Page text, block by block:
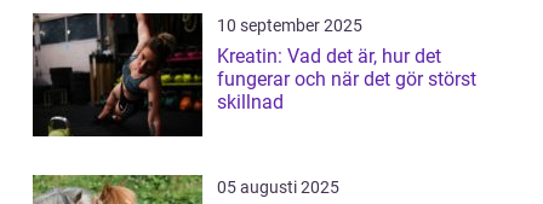
10 september 2025
Kreatin: Vad det är, hur det
fungerar och när det gör störst
skillnad
05 augusti 2025